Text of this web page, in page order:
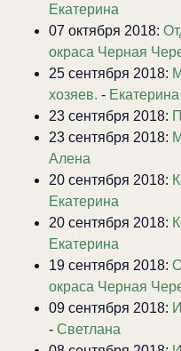
Екатерина
07 октября 2018:
окраса Черная
25 сентября 2018:
хозяев. - Екатерина
23 сентября 2018:
23 сентября 2018:
Алена
20 сентября 2018:
Екатерина
20 сентября 2018:
Екатерина
19 сентября 2018:
окраса Черная
09 сентября 2018:
- Светлана